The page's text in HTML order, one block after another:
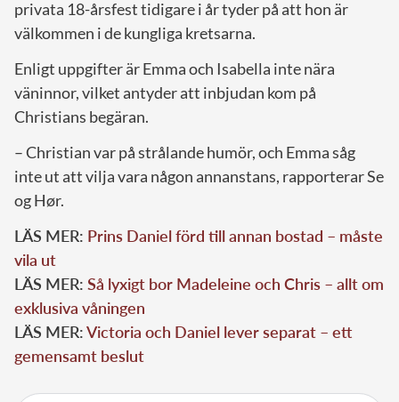
privata 18-årsfest tidigare i år tyder på att hon är
välkommen i de kungliga kretsarna.
Enligt uppgifter är Emma och Isabella inte nära
väninnor, vilket antyder att inbjudan kom på
Christians begäran.
– Christian var på strålande humör, och Emma såg
inte ut att vilja vara någon annanstans, rapporterar Se
og Hør.
LÄS MER: Prins Daniel förd till annan bostad – måste
vila ut
LÄS MER: Så lyxigt bor Madeleine och Chris – allt om
exklusiva våningen
LÄS MER:Victoria och Daniel lever separat – ett
gemensamt beslut